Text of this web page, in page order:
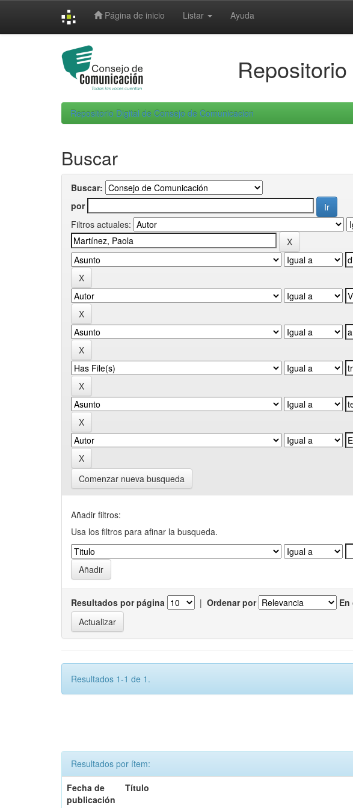
Página de inicio Listar Ayuda
Repositorio Digital de Consejo de Comunicacion
Buscar
Buscar:
por
Filtros actuales:
Comenzar nueva busqueda
Añadir filtros:
Usa los filtros para afinar la busqueda.
Resultados por página | Ordenar por En
Resultados 1-1 de 1.
Resultados por ítem:
Fecha de
publicación
Título